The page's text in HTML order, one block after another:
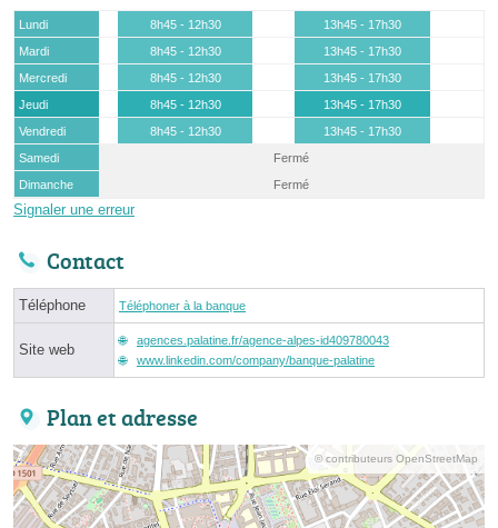
Lundi 8h45 - 12h30
13h45 - 17h30
Mardi
8h45 - 12h30
13h45 - 17h30
Mercredi
8h45 - 12h30
13h45 - 17h30
Jeudi
8h45 - 12h30
13h45 - 17h30
Vendredi
8h45 - 12h30
13h45 - 17h30
Samedi
Fermé
Dimanche
Fermé
Signaler une erreur
Contact
Téléphone Téléphoner à la banque
Site web
agences.palatine.fr/agence-alpes-id409780043
www.linkedin.com/company/banque-palatine
Plan et adresse
© contributeurs OpenStreetMap